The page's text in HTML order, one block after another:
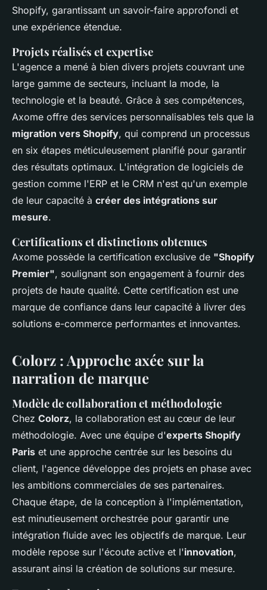
Shopify, garantissant un savoir-faire approfondi et
une expérience étendue.
Projets réalisés et expertise
L'agence a mené à bien divers projets couvrant une
large gamme de secteurs, incluant la mode, la
technologie et la beauté. Grâce à ses compétences,
Axome offre des services personnalisables tels que la
migration vers Shopify, qui comprend un processus
en six étapes méticuleusement planifié pour garantir
des résultats optimaux. L'intégration de logiciels de
gestion comme l'ERP et le CRM n'est qu'un exemple
de leur capacité à créer des intégrations sur
mesure.
Certifications et distinctions obtenues
Axome possède la certification exclusive de "Shopify
Premier", soulignant son engagement à fournir des
projets de haute qualité. Cette certification est une
marque de confiance dans leur capacité à livrer des
solutions e-commerce performantes et innovantes.
Colorz : Approche axée sur la
narration de marque
Modèle de collaboration et méthodologie
Chez Colorz, la collaboration est au cœur de leur
méthodologie. Avec une équipe d'experts Shopify
Paris et une approche centrée sur les besoins du
client, l'agence développe des projets en phase avec
les ambitions commerciales de ses partenaires.
Chaque étape, de la conception à l'implémentation,
est minutieusement orchestrée pour garantir une
intégration fluide avec les objectifs de marque. Leur
modèle repose sur l'écoute active et l'innovation,
assurant ainsi la création de solutions sur mesure.